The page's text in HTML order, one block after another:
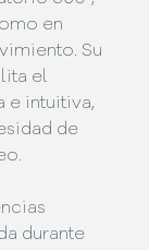
en
Su
el
e intuitiva,
de
durante